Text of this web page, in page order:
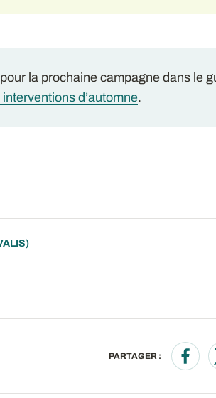
la prochaine campagne dans le
d’automne.
PARTAGER :